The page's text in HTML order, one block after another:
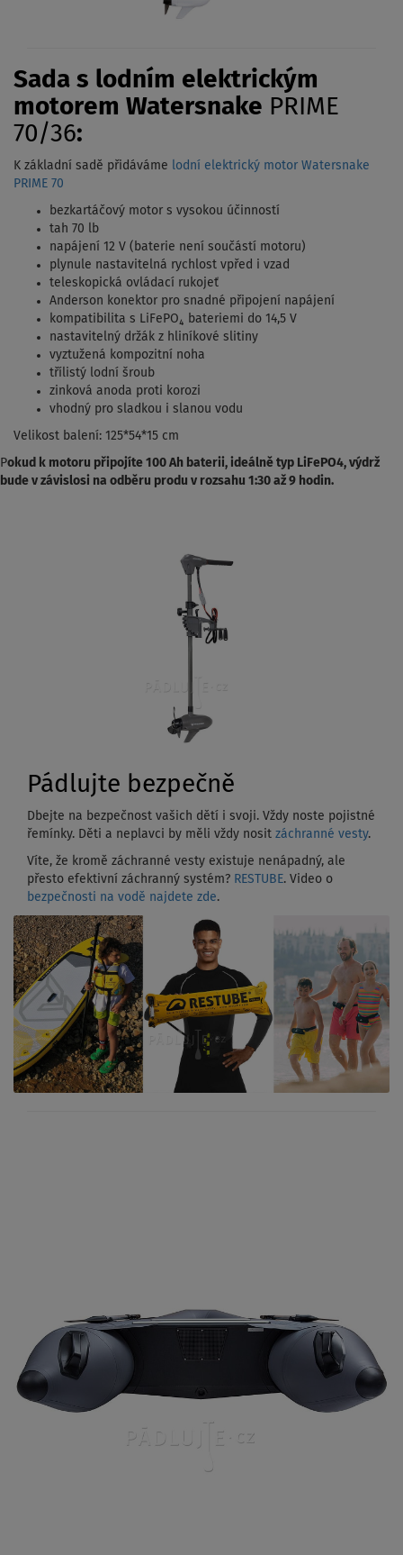
Sada s lodním elektrickým
motorem Watersnake PRIME
70/36:
K základní sadě přidáváme lodní elektrický motor Watersnake
PRIME 70
bezkartáčový motor s vysokou účinností
tah 70 lb
napájení 12 V (baterie není součástí motoru)
plynule nastavitelná rychlost vpřed i vzad
teleskopická ovládací rukojeť
Anderson konektor pro snadné připojení napájení
kompatibilita s LiFePO₄ bateriemi do 14,5 V
nastavitelný držák z hliníkové slitiny
vyztužená kompozitní noha
třílistý lodní šroub
zinková anoda proti korozi
vhodný pro sladkou i slanou vodu
Velikost balení: 125*54*15 cm
Pokud k motoru připojíte 100 Ah baterii, ideálně typ LiFePO4, výdrž
bude v závislosi na odběru produ v rozsahu 1:30 až 9 hodin.
Pádlujte bezpečně
Dbejte na bezpečnost vašich dětí i svoji. Vždy noste pojistné
řemínky. Děti a neplavci by měli vždy nosit záchranné vesty.
Víte, že kromě záchranné vesty existuje nenápadný, ale
přesto efektivní záchranný systém? RESTUBE. Video o
bezpečnosti na vodě najdete zde.